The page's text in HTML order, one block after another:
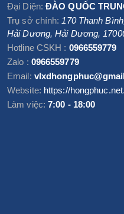
Đại Diện: ĐÀO QUỐC
Trụ sở chính: 170 Thanh
Hải Dương,Hải Dương,
Hotline CSKH : 0966559779
Zalo : 0966559779
Email:
Website: https://
Làm việc: 7:00 - 18:00